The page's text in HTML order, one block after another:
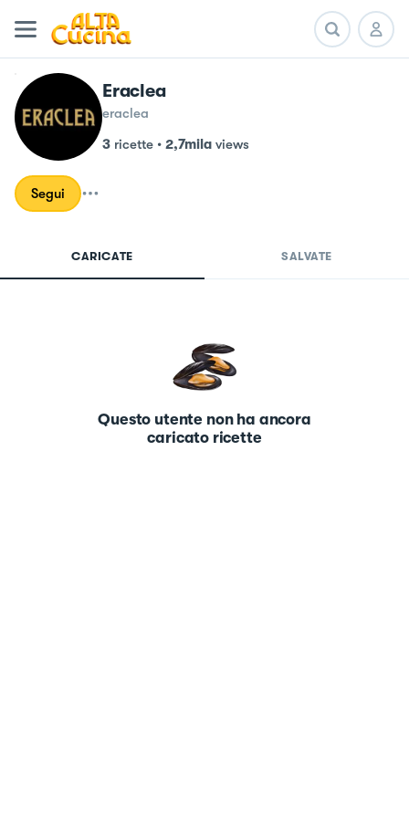
Eraclea
eraclea
3 ricette • 2,7mila views
Segui
CARICATE SALVATE
Questo utente non ha ancora
caricato ricette